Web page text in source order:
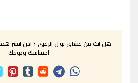
هل انت من عشاق نوال الزغبي ؟ اذن انشر
احساسك وذوقك